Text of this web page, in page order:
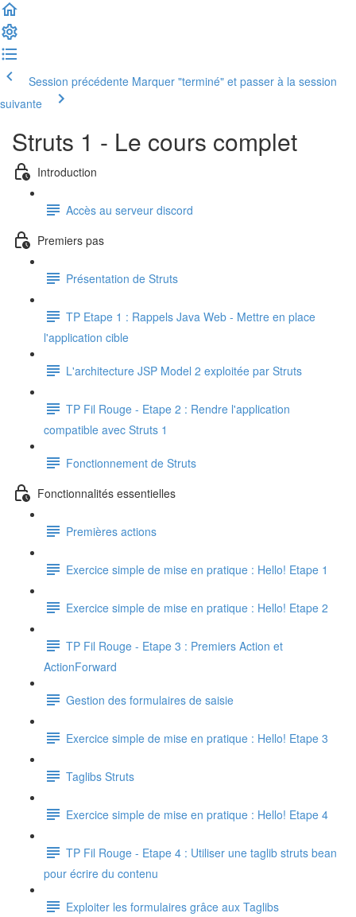
Session précédente Marquer "terminé" et passer à la session
suivante
Struts 1 - Le cours complet
Introduction
Accès au serveur discord
Premiers pas
Présentation de Struts
TP Etape 1 : Rappels Java Web - Mettre en place
l'application cible
L'architecture JSP Model 2 exploitée par Struts
TP Fil Rouge - Etape 2 : Rendre l'application
compatible avec Struts 1
Fonctionnement de Struts
Fonctionnalités essentielles
Premières actions
Exercice simple de mise en pratique : Hello! Etape 1
Exercice simple de mise en pratique : Hello! Etape 2
TP Fil Rouge - Etape 3 : Premiers Action et
ActionForward
Gestion des formulaires de saisie
Exercice simple de mise en pratique : Hello! Etape 3
Taglibs Struts
Exercice simple de mise en pratique : Hello! Etape 4
TP Fil Rouge - Etape 4 : Utiliser une taglib struts bean
pour écrire du contenu
Exploiter les formulaires grâce aux Taglibs